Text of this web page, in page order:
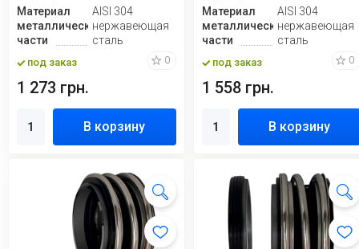
Материал
металлической
части
AISI 304
нержавеющая
сталь
под заказ 0
1 273 грн.
В корзину
Материал
металлической
части
AISI 304
нержавеющая
сталь
под заказ 0
1 558 грн.
В корзину